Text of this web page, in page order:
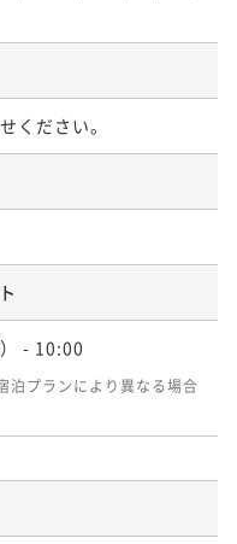
利用で最大5％OFF
2名 ¥ 37,905 ~
テイ！
利用で最大5％OFF
2名 ¥ 57,285 ~
ごす世界遺産を感じ
¥74,800~
ください。
- 10:00
泊プランにより異なる場合